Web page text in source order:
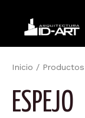
contenido
Inicio / Productos
ESPEJO